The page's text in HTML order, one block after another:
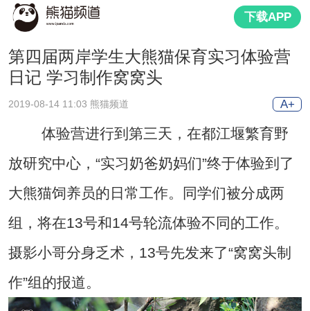
下载APP
第四届两岸学生大熊猫保育实习体验营
日记 学习制作窝窝头
2019-08-14 11:03 熊猫频道 A+
体验营进行到第三天，在都江堰繁育野
放研究中心，“实习奶爸奶妈们”终于体验到了
大熊猫饲养员的日常工作。同学们被分成两
组，将在13号和14号轮流体验不同的工作。
摄影小哥分身乏术，13号先发来了“窝窝头制
作”组的报道。